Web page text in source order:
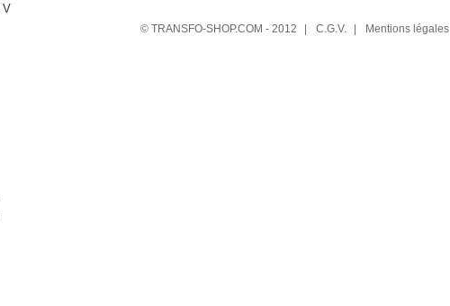
V
© TRANSFO-SHOP.COM - 2012 C.G.V. Mentions légales